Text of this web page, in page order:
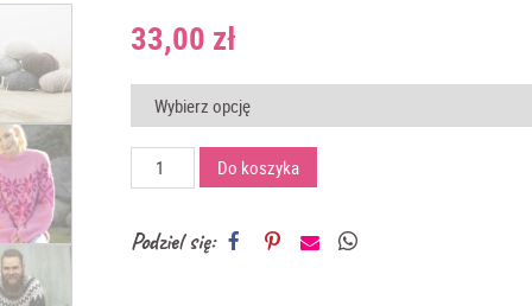
33,00 zł
ilość
włóczka
Bris
-
Do koszyka
Podziel się: